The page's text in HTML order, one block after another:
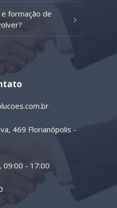
formação de
469 Florianópolis -
09:00 - 17:00